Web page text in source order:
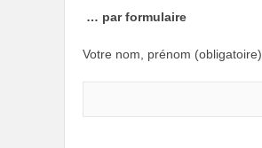
… par formulaire
Votre nom, prénom (obligatoire)